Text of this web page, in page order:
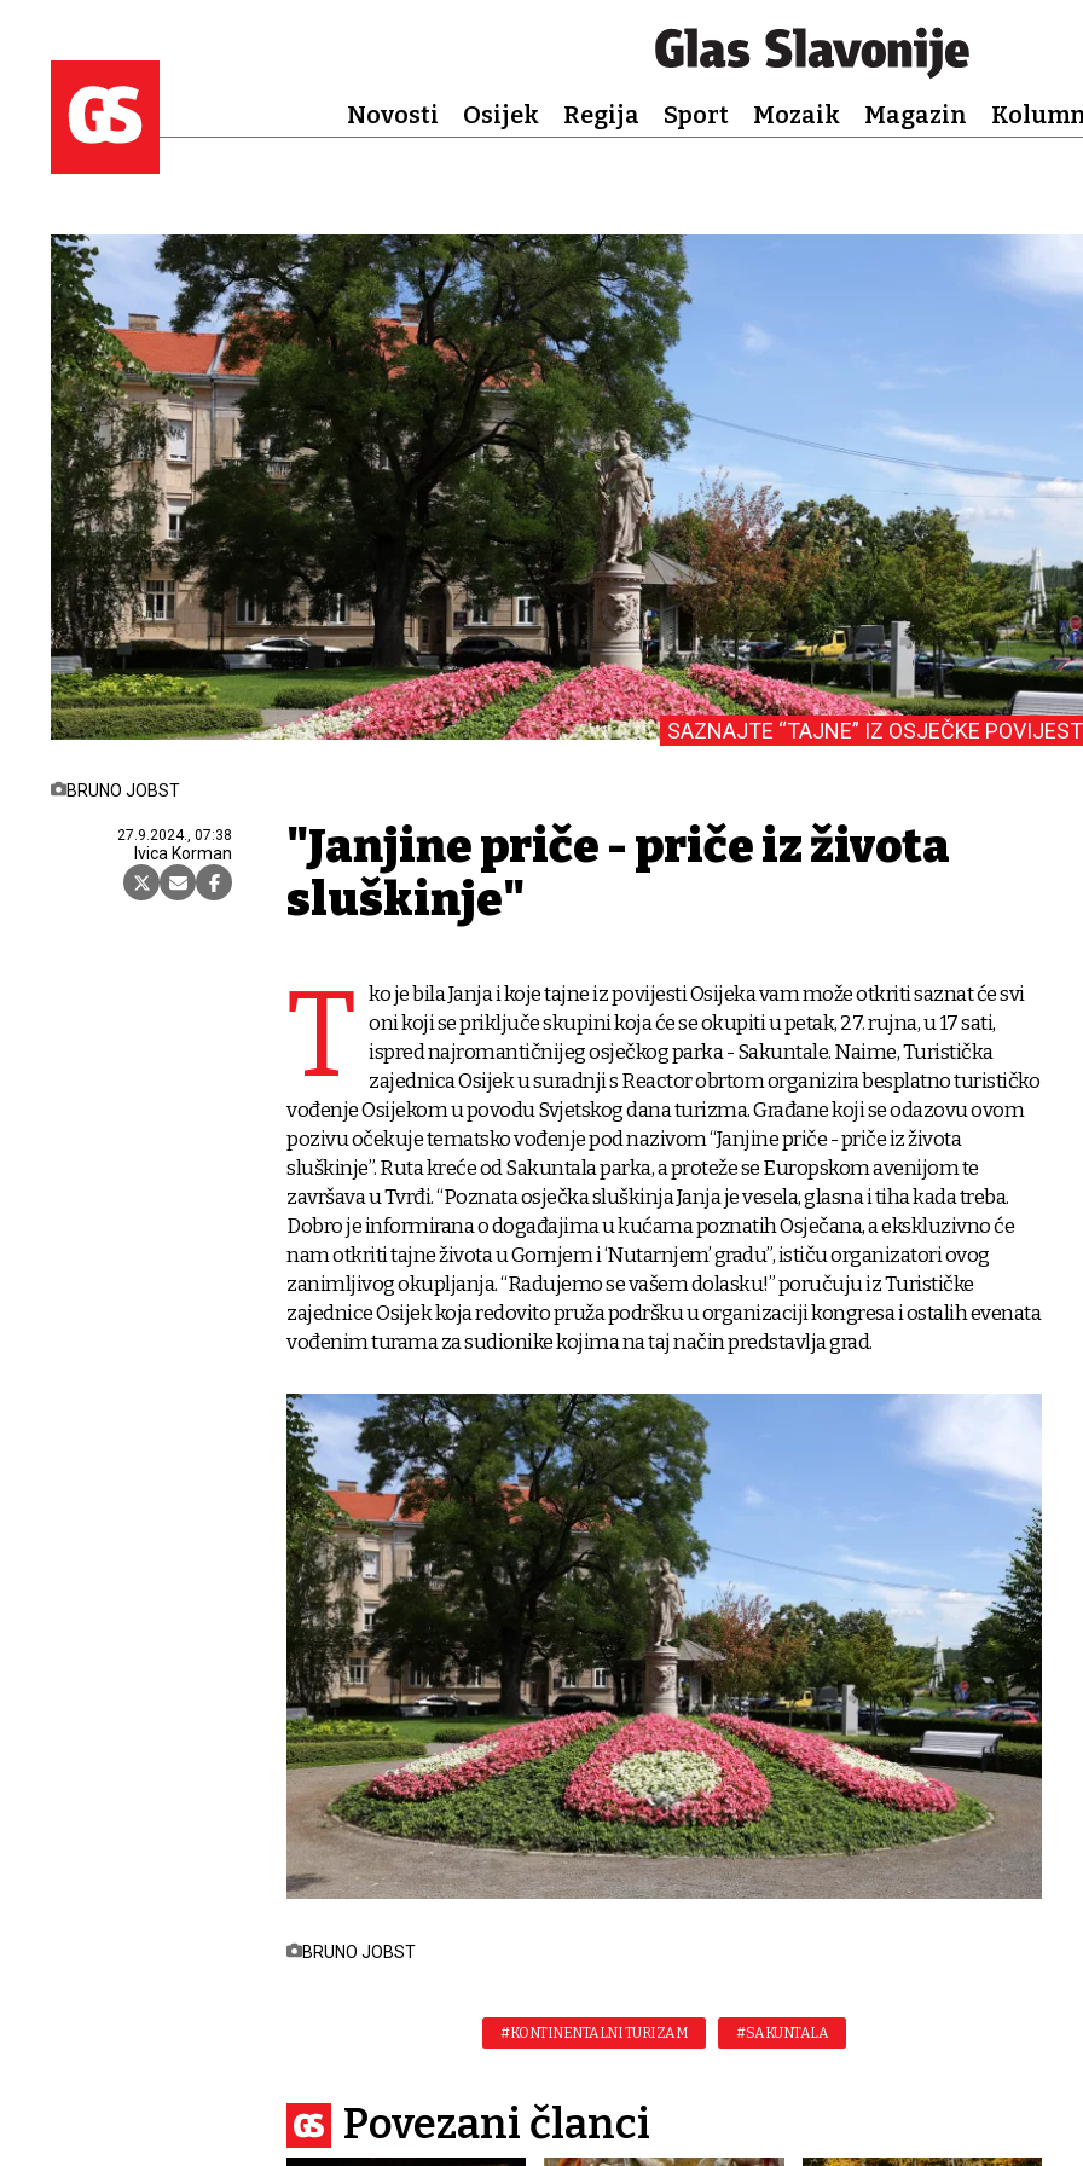
Novosti Osijek Regija Sport Mozaik Magazin
BRUNO JOBST
27.9.2024., 07:38
Ivica Korman
SAZNAJTE “TAJNE” IZ OSJEČKE
"Janjine priče - priče iz života
sluškinje"
T ko je bila Janja i koje tajne iz povijesti Osijeka vam može otkriti saznat će svi
oni koji se priključe skupini koja će se okupiti u petak, 27. rujna, u 17 sati,
ispred najromantičnijeg osječkog parka - Sakuntale. Naime, Turistička
zajednica Osijek u suradnji s Reactor obrtom organizira besplatno turističko
vođenje Osijekom u povodu Svjetskog dana turizma. Građane koji se odazovu ovom
pozivu očekuje tematsko vođenje pod nazivom “Janjine priče - priče iz života
sluškinje”. Ruta kreće od Sakuntala parka, a proteže se Europskom avenijom te
završava u Tvrđi. “Poznata osječka sluškinja Janja je vesela, glasna i tiha kada treba.
Dobro je informirana o događajima u kućama poznatih Osječana, a ekskluzivno će
nam otkriti tajne života u Gornjem i ‘Nutarnjem’ gradu”, ističu organizatori ovog
zanimljivog okupljanja. “Radujemo se vašem dolasku!” poručuju iz Turističke
zajednice Osijek koja redovito pruža podršku u organizaciji kongresa i ostalih evenata
vođenim turama za sudionike kojima na taj način predstavlja grad.
BRUNO JOBST
#KONTINENTALNI TURIZAM #SAKUNTALA
Povezani članci